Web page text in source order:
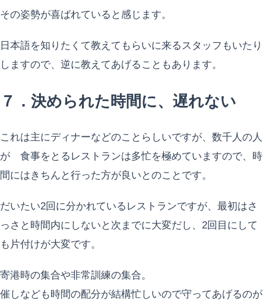
その姿勢が喜ばれていると感じます。
日本語を知りたくて教えてもらいに来るスタッフもいたり
しますので、逆に教えてあげることもあります。
７．決められた時間に、遅れない
これは主にディナーなどのことらしいですが、数千人の人
が 食事をとるレストランは多忙を極めていますので、時
間にはきちんと行った方が良いとのことです。
だいたい2回に分かれているレストランですが、最初はさ
っさと時間内にしないと次までに大変だし、2回目にして
も片付けが大変です。
寄港時の集合や非常訓練の集合。
催しなども時間の配分が結構忙しいので守ってあげるのが